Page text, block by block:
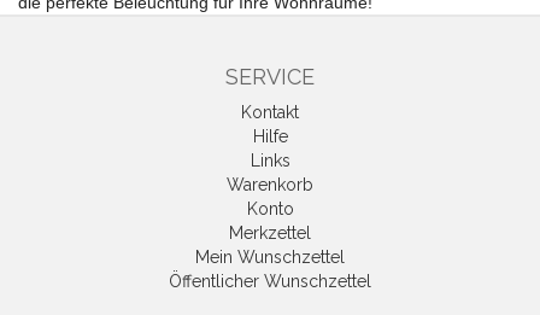
SERVICE
Kontakt
Hilfe
Links
Warenkorb
Konto
Merkzettel
Mein Wunschzettel
Öffentlicher Wunschzettel